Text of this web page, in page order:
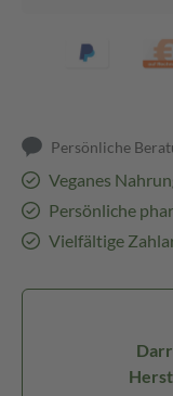
Persönliche
Veganes
Persönliche
Vielfältige